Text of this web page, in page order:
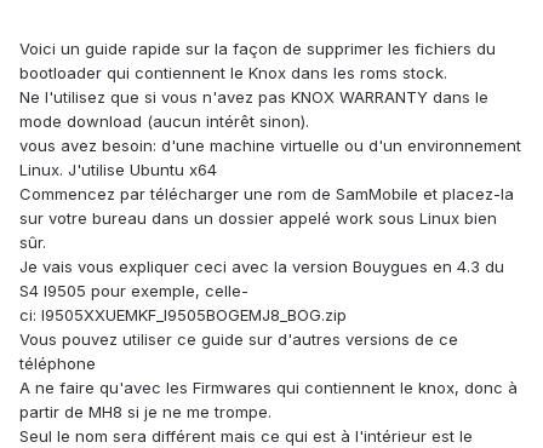
Voici un guide rapide sur la façon de supprimer les fichiers du
bootloader qui contiennent le Knox dans les roms stock.
Ne l'utilisez que si vous n'avez pas KNOX WARRANTY dans le
mode download (aucun intérêt sinon).
vous avez besoin: d'une machine virtuelle ou d'un environnement
Linux. J'utilise Ubuntu x64
Commencez par télécharger une rom de SamMobile et placez-la
sur votre bureau dans un dossier appelé work sous Linux bien
sûr.
Je vais vous expliquer ceci avec la version Bouygues en 4.3 du
S4 I9505 pour exemple, celle-
ci: I9505XXUEMKF_I9505BOGEMJ8_BOG.zip
Vous pouvez utiliser ce guide sur d'autres versions de ce
téléphone
A ne faire qu'avec les Firmwares qui contiennent le knox, donc à
partir de MH8 si je ne me trompe.
Seul le nom sera différent mais ce qui est à l'intérieur est le